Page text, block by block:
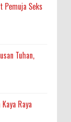
Pemuja Seks
Tuhan,
Raya